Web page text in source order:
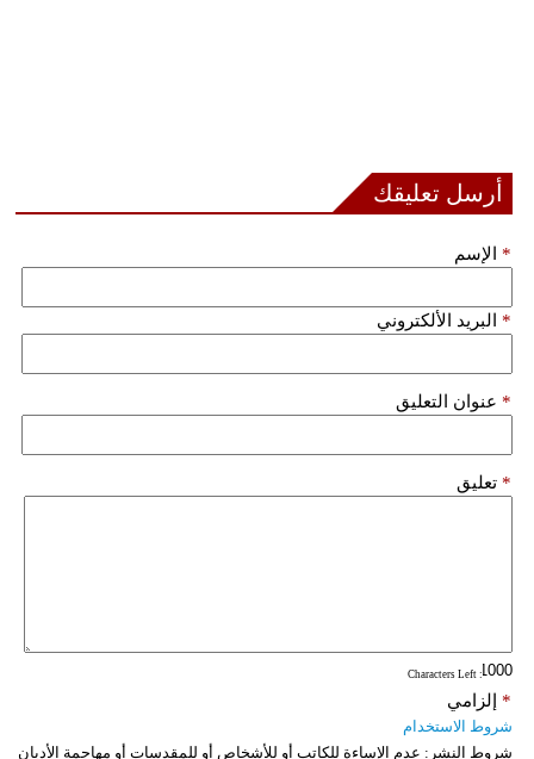
أرسل تعليقك
الإسم *
البريد الألكتروني *
عنوان التعليق *
تعليق *
: Characters Left
إلزامي *
شروط الاستخدام
شروط النشر: عدم الإساءة للكاتب أو للأشخاص أو للمقدسات أو مهاجمة الأديان